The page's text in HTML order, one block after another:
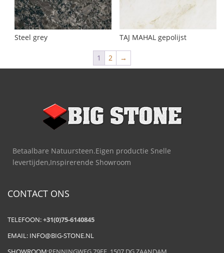
Steel grey TAJ MAHAL gepolijst
1 2 →
Betaalbare Natuursteen.Eigen productie Snelle
levertijden,Inspirerende Showroom
CONTACT ONS
TELEFOON:+31(0)75-6140845
EMAIL: INFO@BIG-STONE.NL